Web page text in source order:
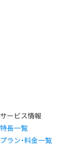
サービス情報
特長一覧
プラン・料金一覧